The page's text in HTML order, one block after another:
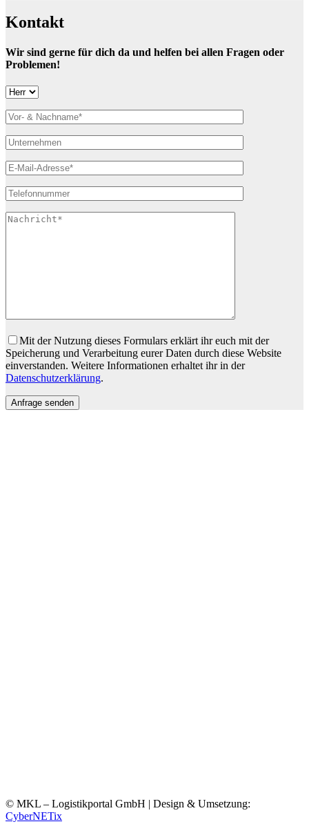
Kontakt
Wir sind gerne für dich da und helfen bei allen Fragen oder
Problemen!
Bitte lasse dieses Feld leer.
Mit der Nutzung dieses Formulars erklärt ihr euch mit der
Speicherung und Verarbeitung eurer Daten durch diese Website
einverstanden. Weitere Informationen erhaltet ihr in der
Datenschutzerklärung.
© MKL – Logistikportal GmbH | Design & Umsetzung:
CyberNETix